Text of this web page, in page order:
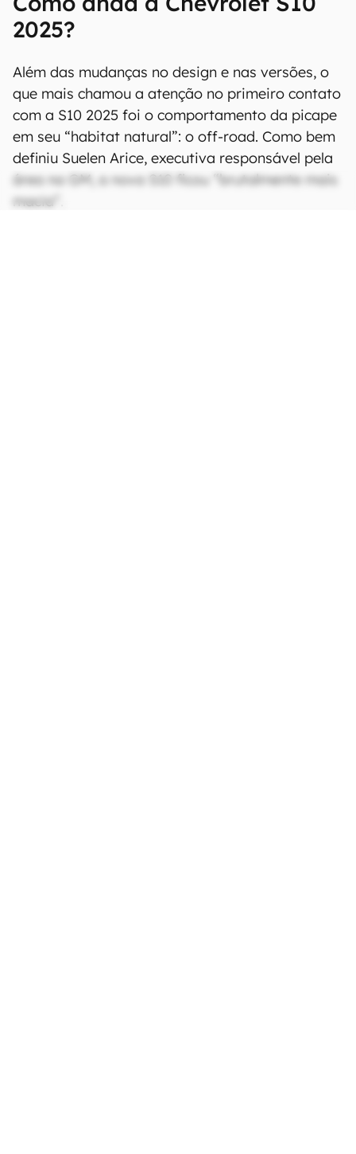
2025?
Além das mudanças no design e nas versões, o
que mais chamou a atenção no primeiro contato
com a S10 2025 foi o comportamento da picape
em seu “habitat natural”: o off-road. Como bem
definiu Suelen Arice, executiva responsável pela
área na GM, a nova S10 ficou “brutalmente mais
macia”.